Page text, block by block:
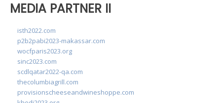
MEDIA PARTNER II
isth2022.com
p2b2pabi2023-makassar.com
wocfparis2023.org
sinc2023.com
scdlqatar2022-qa.com
thecolumbiagrill.com
provisionscheeseandwineshoppe.com